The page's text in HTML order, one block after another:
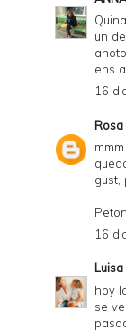
un
ens
16
gust,
16
hoy
se